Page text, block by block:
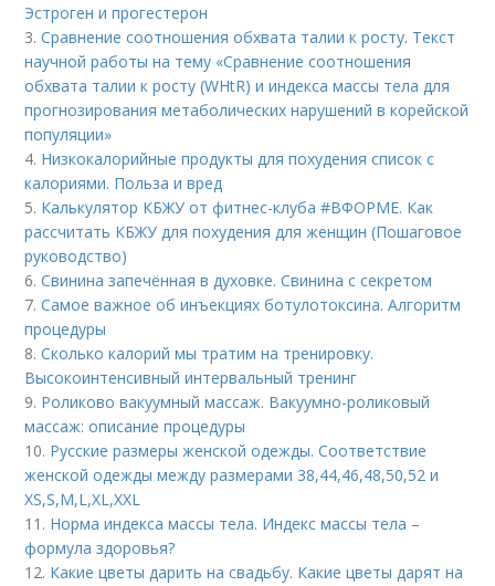
Эстроген и прогестерон
3.Сравнение соотношения обхвата талии к росту. Текст
научной работы на тему «Сравнение соотношения
обхвата талии к росту (WHtR) и индекса массы тела для
прогнозирования метаболических нарушений в корейской
популяции»
4. Низкокалорийные продукты для похудения список с
калориями. Польза и вред
5. Калькулятор КБЖУ от фитнес-клуба #ВФОРМЕ. Как
рассчитать КБЖУ для похудения для женщин (Пошаговое
руководство)
6.Свинина запечённая в духовке. Свинина с секретом
7.Самое важное об инъекциях ботулотоксина. Алгоритм
процедуры
8.Сколько калорий мы тратим на тренировку.
Высокоинтенсивный интервальный тренинг
9. Роликово вакуумный массаж. Вакуумно-роликовый
массаж: описание процедуры
10. Русские размеры женской одежды. Соответствие
женской одежды между размерами 38,44,46,48,50,52 и
ХS,S,M,L,XL,XXL
11. Норма индекса массы тела. Индекс массы тела –
формула здоровья?
12. Какие цветы дарить на свадьбу. Какие цветы дарят на